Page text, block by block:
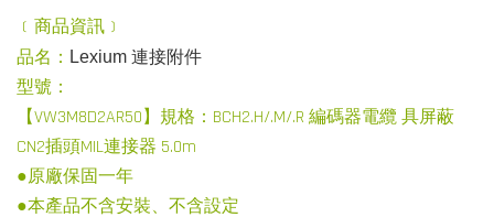
﹝商品資訊﹞
品名： Lexium 連接附件
型號：
【VW3M8D2AR50】規格：BCH2.H/.M/.R 編碼器電纜 具屏蔽
CN2插頭MIL連接器 5.0m
●原廠保固一年
●本產品不含安裝、不含設定